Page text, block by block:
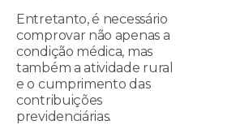
Entretanto, é necessário
comprovar não apenas a
condição médica, mas
também a atividade rural
e o cumprimento das
contribuições
previdenciárias.